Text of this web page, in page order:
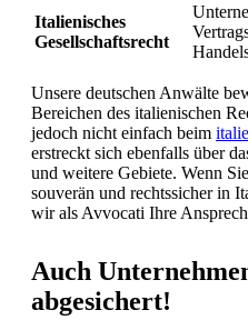
Italienisches
Gesellschaftsrecht
Unsere deutschen Anwälte
Bereichen des italienischen
jedoch nicht einfach beim
erstreckt sich ebenfalls über
und weitere Gebiete. Wenn
souverän und rechtssicher in
wir als Avvocati Ihre
Auch
abgesichert!